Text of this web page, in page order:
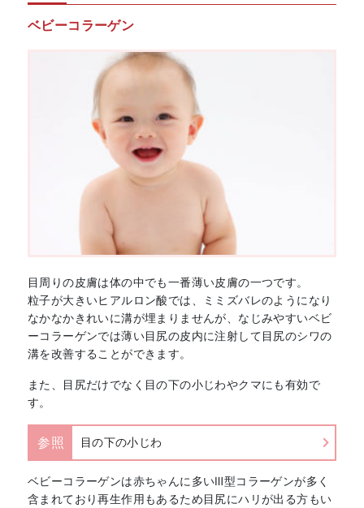
ベビーコラーゲン
目周りの皮膚は体の中でも一番薄い皮膚の一つです。
粒子が大きいヒアルロン酸では、ミミズバレのようになり
なかなかきれいに溝が埋まりませんが、なじみやすいベビ
ーコラーゲンでは薄い目尻の皮内に注射して目尻のシワの
溝を改善することができます。
また、目尻だけでなく目の下の小じわやクマにも有効で
す。
参照 目の下の小じわ
ベビーコラーゲンは赤ちゃんに多いⅢ型コラーゲンが多く
含まれており再生作用もあるため目尻にハリが出る方もい